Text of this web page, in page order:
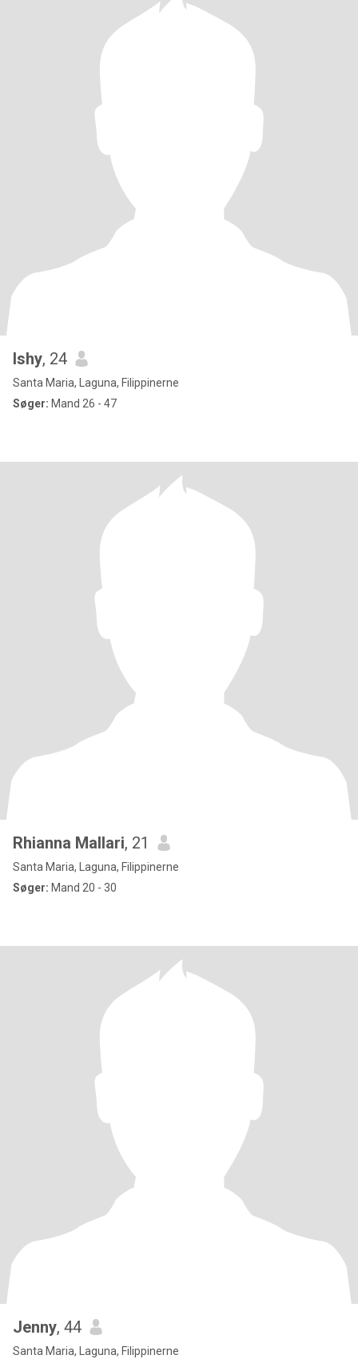
Ishy, 24
Santa Maria, Laguna, Filippinerne
Søger: Mand 26 - 47
Rhianna Mallari, 21
Santa Maria, Laguna, Filippinerne
Søger: Mand 20 - 30
Jenny, 44
Santa Maria, Laguna, Filippinerne